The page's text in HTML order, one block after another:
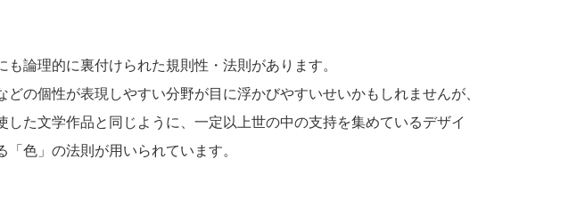
も論理的に裏付けられた規則性・法則があります。
どの個性が表現しやすい分野が目に浮かびやすいせいかもしれませんが、
した文学作品と同じように、一定以上世の中の支持を集めているデザイ
「色」の法則が用いられています。